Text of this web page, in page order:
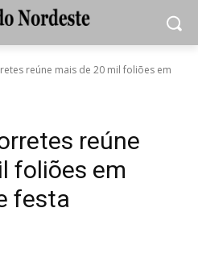
reúne mais de 20 mil foliões em
reúne
foliões em
festa